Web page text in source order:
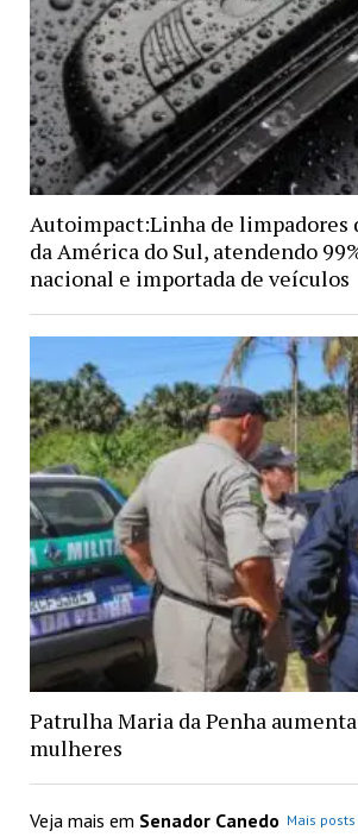
Autoimpact:Linha de limpadores
da América do Sul, atendendo
nacional e importada de veículos
Patrulha Maria da Penha
mulheres
Veja mais em Senador Canedo Mais